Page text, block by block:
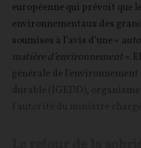
européenne qui prévoit que
environnementaux des
soumises à l’avis d’une «
matière d’environnement ».
générale de